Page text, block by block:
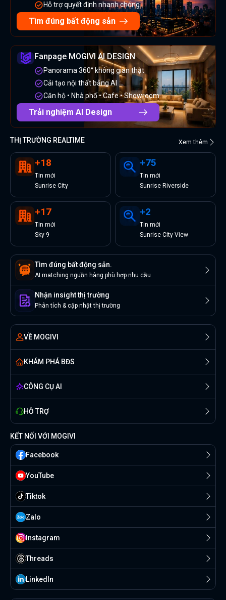
Hỗ trợ quyết định nhanh chóng
Tìm đúng bất động sản
Fanpage MOGIVI AI DESIGN
Panorama 360° không gian thật
Cải tạo nội thất bằng AI
Căn hộ • Nhà phố • Cafe • Showroom
Trải nghiệm AI Design
THỊ TRƯỜNG REALTIME Xem thêm
+18
Tin mới
Sunrise City
+75
Tin mới
Sunrise Riverside
+17
Tin mới
Sky 9
+2
Tin mới
Sunrise City View
Tìm đúng bất động sản.
AI matching nguồn hàng phù hợp nhu cầu
Nhận insight thị trường
Phân tích & cập nhật thị trường
VỀ MOGIVI
KHÁM PHÁ BĐS
CÔNG CỤ AI
HỖ TRỢ
KẾT NỐI VỚI MOGIVI
Facebook
YouTube
Tiktok
Zalo
Instagram
Threads
Linkedln